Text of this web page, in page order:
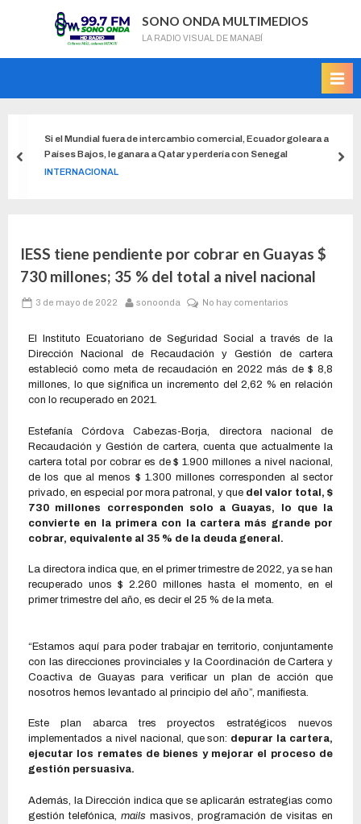
SONO ONDA MULTIMEDIOS
LA RADIO VISUAL DE MANABÍ
Si el Mundial fuera de intercambio comercial, Ecuador goleara a
Países Bajos, le ganara a Qatar y perdería con Senegal
INTERNACIONAL
IESS tiene pendiente por cobrar en Guayas $
730 millones; 35 % del total a nivel nacional
3 de mayo de 2022 sonoonda No hay comentarios
El Instituto Ecuatoriano de Seguridad Social a través de la
Dirección Nacional de Recaudación y Gestión de cartera
estableció como meta de recaudación en 2022 más de $ 8,8
millones, lo que significa un incremento del 2,62 % en relación
con lo recuperado en 2021.
Estefanía Córdova Cabezas-Borja, directora nacional de
Recaudación y Gestión de cartera, cuenta que actualmente la
cartera total por cobrar es de $ 1.900 millones a nivel nacional,
de los que al menos $ 1.300 millones corresponden al sector
privado, en especial por mora patronal, y que del valor total, $
730 millones corresponden solo a Guayas, lo que la
convierte en la primera con la cartera más grande por
cobrar, equivalente al 35 % de la deuda general.
La directora indica que, en el primer trimestre de 2022, ya se han
recuperado unos $ 2.260 millones hasta el momento, en el
primer trimestre del año, es decir el 25 % de la meta.
“Estamos aquí para poder trabajar en territorio, conjuntamente
con las direcciones provinciales y la Coordinación de Cartera y
Coactiva de Guayas para verificar un plan de acción que
nosotros hemos levantado al principio del año”, manifiesta.
Este plan abarca tres proyectos estratégicos nuevos
implementados a nivel nacional, que son: depurar la cartera,
ejecutar los remates de bienes y mejorar el proceso de
gestión persuasiva.
Además, la Dirección indica que se aplicarán estrategias como
gestión telefónica, mails masivos, programación de visitas en